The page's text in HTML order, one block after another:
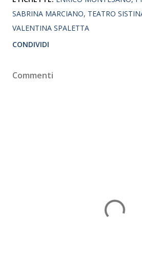
SABRINA MARCIANO TEATRO
VALENTINA SPALETTA
CONDIVIDI
Commenti